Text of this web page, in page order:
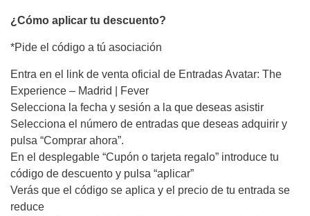
¿Cómo aplicar tu descuento?
*Pide el código a tú asociación
Entra en el link de venta oficial de Entradas Avatar: The
Experience – Madrid | Fever
Selecciona la fecha y sesión a la que deseas asistir
Selecciona el número de entradas que deseas adquirir y
pulsa “Comprar ahora”.
En el desplegable “Cupón o tarjeta regalo” introduce tu
código de descuento y pulsa “aplicar”
Verás que el código se aplica y el precio de tu entrada se
reduce